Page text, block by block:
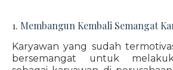
1. Membangun Kembali Semangat
Karyawan yang sudah
bersemangat untuk